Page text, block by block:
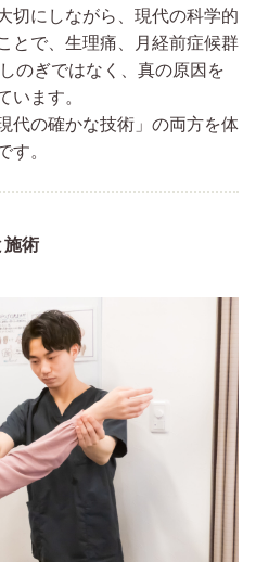
切にしながら、現代の科学的
とで、生理痛、月経前症候群
のぎではなく、真の原因を
います。
代の確かな技術」の両方を体
す。
施術